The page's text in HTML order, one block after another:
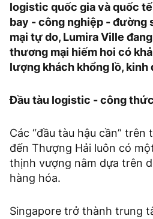
logistic quốc gia và quốc
bay - công nghiệp - đường
mại tự do, Lumira Ville
thương mại hiếm hoi có
lượng khách khổng lồ, kinh
Đầu tàu logistic - công
Các “đầu tàu hậu cần”
đến Thượng Hải luôn có
thịnh vượng nằm dựa trên
hàng hóa.
Singapore trở thành trung